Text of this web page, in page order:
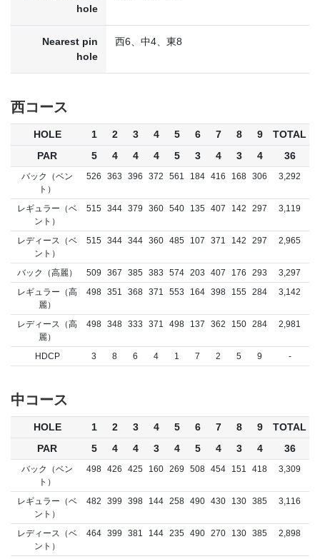
hole
Nearest pin
hole
西6、中4、東8
西コース
HOLE 1 2 3 4 5 6 7 8 9
TOTAL
PAR
5 4 4 4 5 3 4 3 4 36
バック（ベン
ト）
526 363 396 372 561 184 416 168 306 3,292
レギュラー（ベ
ント）
515 344 379 360 540 135 407 142 297 3,119
レディース（ベ
ント）
515 344 344 360 485 107 371 142 297 2,965
バック（高麗） 509 367 385 383 574 203 407 176 293
3,297
レギュラー（高
麗）
498 351 368 371 553 164 398 155 284 3,142
レディース（高
麗）
498 348 333 371 498 137 362 150 284 2,981
HDCP 3 8 6 4 1 7 2 5 9 -
中コース
HOLE 1 2 3 4 5 6 7 8 9
TOTAL
PAR
5 4 4 3 4 5 4 3 4 36
バック（ベン
ト）
498 426 425 160 269 508 454 151 418 3,309
レギュラー（ベ
ント）
482 399 398 144 258 490 430 130 385 3,116
レディース（ベ
ント）
464 399 381 144 235 490 270 130 385 2,898